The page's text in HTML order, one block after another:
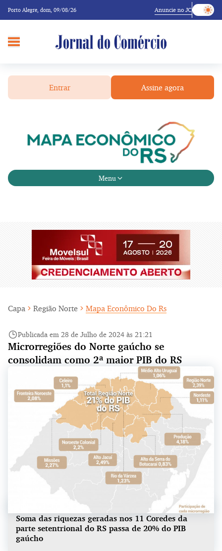
Porto Alegre, dom, 09/08/26 Anuncie no JC
Entrar Assine agora
Menu
Capa Região Norte Mapa Econômico Do Rs
Publicada em 28 de Julho de 2024 às 21:21
Microrregiões do Norte gaúcho se
consolidam como 2ª maior PIB do RS
Soma das riquezas geradas nos 11 Coredes da
parte setentrional do RS passa de 20% do PIB
gaúcho